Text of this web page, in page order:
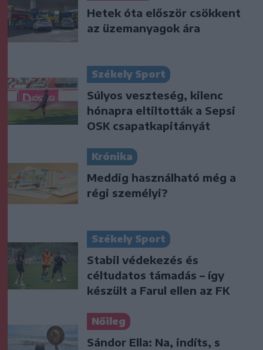
Hetek óta először csökkent
az üzemanyagok ára
Székely Sport
Súlyos veszteség, kilenc
hónapra eltiltották a Sepsi
OSK csapatkapitányát
Krónika
Meddig használható még a
régi személyi?
Székely Sport
Stabil védekezés és
céltudatos támadás – így
készült a Farul ellen az FK
Nőileg
Sándor Ella: Na, indíts, s